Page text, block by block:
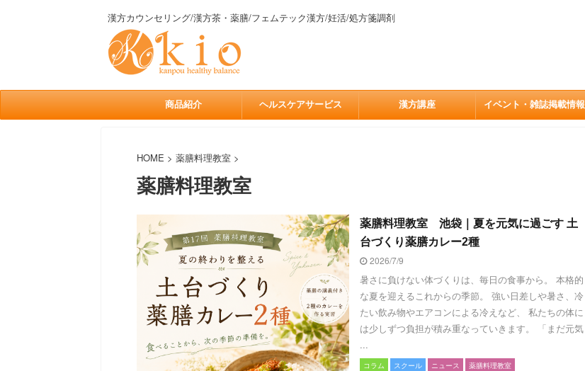
漢方カウンセリング/漢方茶・薬膳/フェムテック漢方/妊活/処方箋調剤
商品紹介 ヘルスケアサービス 漢方講座 イベント・雑誌掲載情報
HOME > 薬膳料理教室 >
薬膳料理教室
薬膳料理教室 池袋｜夏を元気に過ごす 土
台づくり薬膳カレー2種
2026/7/9
暑さに負けない体づくりは、毎日の食事から。 本格的
な夏を迎えるこれからの季節。 強い日差しや暑さ、冷
たい飲み物やエアコンによる冷えなど、 私たちの体に
は少しずつ負担が積み重なっていきます。 「まだ元気
...
コラム スクール ニュース 薬膳料理教室